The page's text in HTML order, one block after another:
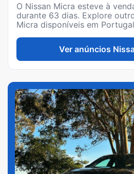
O Nissan Micra esteve à
durante 63 dias. Explore
Micra disponíveis em
Ver anúncios